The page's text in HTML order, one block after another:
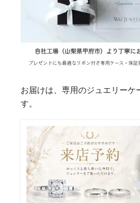
お届けは、専用のジュエリーケ
す。